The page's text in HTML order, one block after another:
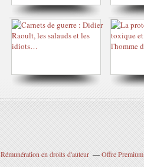
Rémunération en droits d'auteur Offre Premium